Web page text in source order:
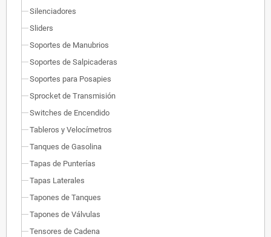
Silenciadores
Sliders
Soportes de Manubrios
Soportes de Salpicaderas
Soportes para Posapies
Sprocket de Transmisión
Switches de Encendido
Tableros y Velocímetros
Tanques de Gasolina
Tapas de Punterías
Tapas Laterales
Tapones de Tanques
Tapones de Válvulas
Tensores de Cadena